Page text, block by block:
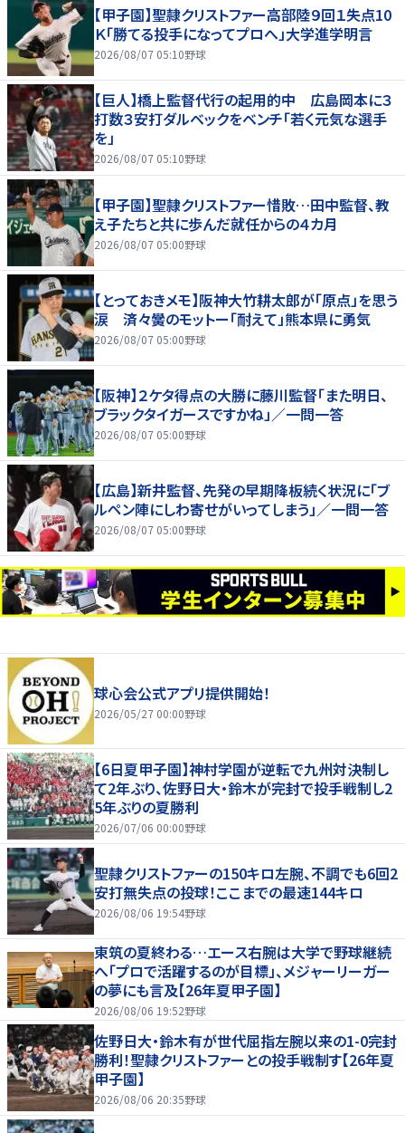
【甲子園】聖隷クリストファー高部陸９回１失点10
Ｋ「勝てる投手になってプロへ」大学進学明言
2026/08/07 05:10野球
【巨人】橋上監督代行の起用的中 広島岡本に３
打数３安打ダルベックをベンチ「若く元気な選手
を」
2026/08/07 05:10野球
【甲子園】聖隷クリストファー惜敗…田中監督、教
え子たちと共に歩んだ就任からの４カ月
2026/08/07 05:00野球
【とっておきメモ】阪神大竹耕太郎が「原点」を思う
涙 済々黌のモットー「耐えて」熊本県に勇気
2026/08/07 05:00野球
【阪神】２ケタ得点の大勝に藤川監督「また明日、
ブラックタイガースですかね」／一問一答
2026/08/07 05:00野球
【広島】新井監督、先発の早期降板続く状況に「ブ
ルペン陣にしわ寄せがいってしまう」／一問一答
2026/08/07 05:00野球
球心会公式アプリ提供開始！
2026/05/27 00:00野球
【6日夏甲子園】神村学園が逆転で九州対決制し
て2年ぶり、佐野日大・鈴木が完封で投手戦制し2
5年ぶりの夏勝利
2026/07/06 00:00野球
聖隷クリストファーの150キロ左腕、不調でも6回2
安打無失点の投球！ここまでの最速144キロ
2026/08/06 19:54野球
東筑の夏終わる…エース右腕は大学で野球継続
へ「プロで活躍するのが目標」、メジャーリーガー
の夢にも言及【26年夏甲子園】
2026/08/06 19:52野球
佐野日大・鈴木有が世代屈指左腕以来の1-0完封
勝利！聖隷クリストファーとの投手戦制す【26年夏
甲子園】
2026/08/06 20:35野球